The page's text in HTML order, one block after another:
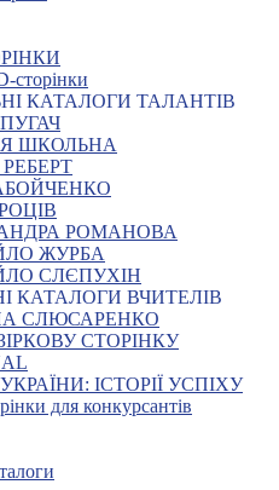
сторінки
КАТАЛОГИ ТАЛАНТІВ
ШКОЛЬНА
РЕБЕРТ
РОМАНОВА
ЖУРБА
СЛЄПУХІН
КАТАЛОГИ ВЧИТЕЛІВ
СЛЮСАРЕНКО
СТОРІНКУ
ІСТОРІЇ УСПІХУ
для конкурсантів